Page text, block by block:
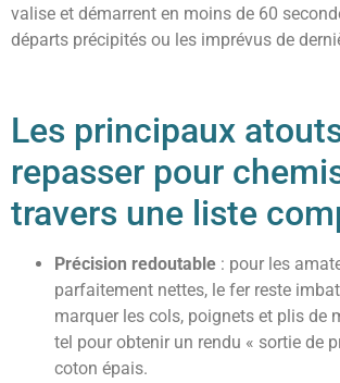
valise et démarrent en moins de 60
départs précipités ou les imprévus de
Les principaux
repasser pour
travers une liste
Précision redoutable : pour les
parfaitement nettes, le fer reste
marquer les cols, poignets et plis de
tel pour obtenir un rendu « sortie de
coton épais.